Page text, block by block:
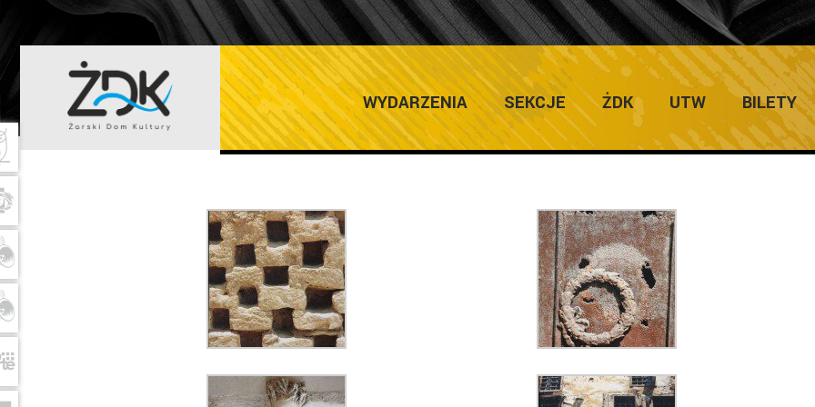
WYDARZENIA SEKCJE ŻDK UTW BILETY
LESZEK MĄDZIK